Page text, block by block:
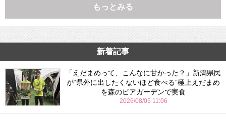
もっとみる
新着記事
「えだまめって、こんなに甘かった？」新潟県民
が“県外に出したくないほど食べる”極上えだまめ
を森のビアガーデンで実食
2026/08/05 11:06